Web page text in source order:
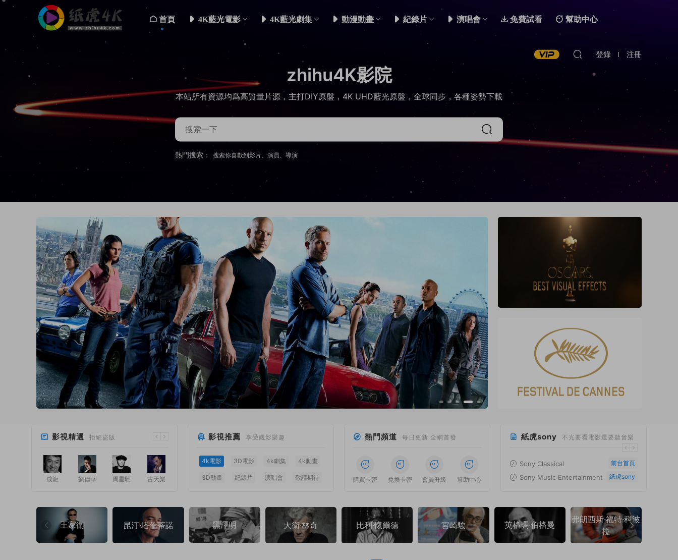
首頁 4K藍光電影 4K藍光劇集 動漫動畫 紀錄片 演唱會 免費試看 幫助中心
登錄 注冊
zhihu4K影院
本站所有資源均爲高質量片源，主打DIY原盤，4K UHD藍光原盤，全球同步，各種姿勢下載
熱門搜索： 搜索你喜歡到影片、演員、導演
影視精選 拒絕盜版
成龍 劉德華 周星馳 古天樂 11
影視推薦 享受觀影樂趣
4k電影 3D電影 4k劇集 4k動畫
3D動畫 紀錄片 演唱會 敬請期待
熱門頻道 每日更新 全網首發
購買卡密 兌換卡密 會員升級 幫助中心
紙虎sony 不光要看電影還要聽音樂
Sony Classical 前台首頁
Sony Music Entertainment 紙虎sony
王家衛 昆汀·塔倫蒂諾 黑澤明 大衛·林奇 比利·懷爾德 宮崎駿 英格瑪·伯格曼
弗朗西斯·福特·科波
拉